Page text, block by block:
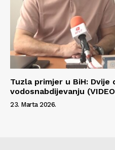
Tuzla primjer u BiH:
vodosnabdijevanju
23. Marta 2026.